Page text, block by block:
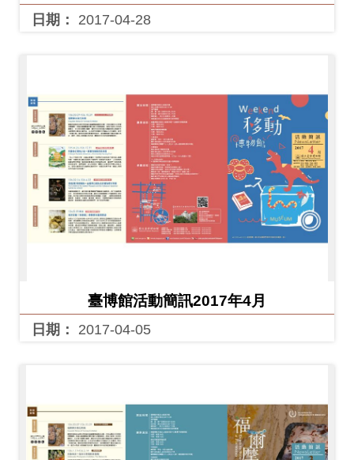
日期： 2017-04-28
臺博館活動簡訊2017年4月
日期： 2017-04-05